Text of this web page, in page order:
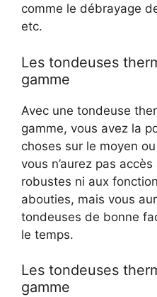
comme le débrayage
etc.
Les tondeuses
gamme
Avec une tondeuse
gamme, vous avez la
choses sur le moyen
vous n’aurez pas
robustes ni aux
abouties, mais vous
tondeuses de bonne
le temps.
Les tondeuses
gamme